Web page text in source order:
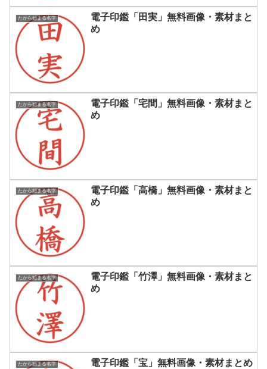
たから始まる名字
電子印鑑「田実」無料画像・素材まと
め
たから始まる名字
電子印鑑「宅間」無料画像・素材まと
め
たから始まる名字
電子印鑑「高橋」無料画像・素材まと
め
たから始まる名字
電子印鑑「竹澤」無料画像・素材まと
め
たから始まる名字 電子印鑑「宝」無料画像・素材まとめ